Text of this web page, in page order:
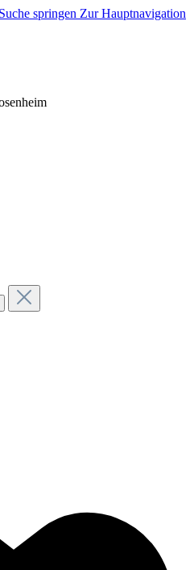
springen Zur Hauptnavigation